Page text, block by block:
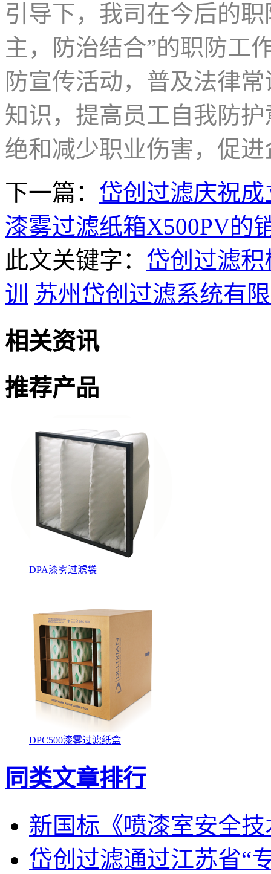
引导下，我司在今后的
主，防治结合”的职防工
防宣传活动，普及法律
知识，提高员工自我防
绝和减少职业伤害，促
下一篇： 岱创过滤庆祝成
漆雾过滤纸箱X500PV的
此文关键字： 岱创过滤
训 苏州岱创过滤系统有
相关资讯
推荐产品
DPA漆雾过滤袋
DPC500漆雾过滤纸盒
同类文章排行
新国标《喷漆室安全
岱创过滤通过江苏省“